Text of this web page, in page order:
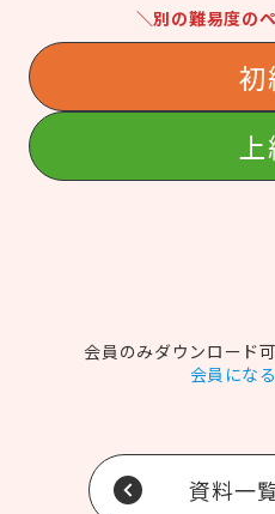
＼別の難易度の
初
会員のみダウンロード
会員にな
資料一